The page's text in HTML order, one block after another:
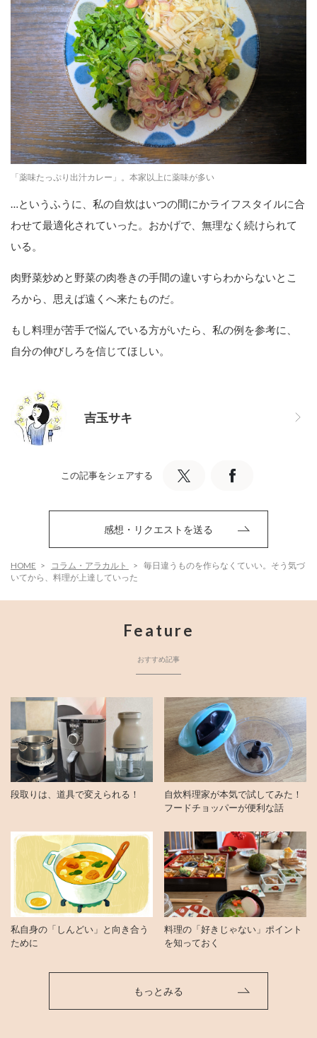
「薬味たっぷり出汁カレー」。本家以上に薬味が多い
…というふうに、私の自炊はいつの間にかライフスタイルに合
わせて最適化されていった。おかげで、無理なく続けられて
いる。
肉野菜炒めと野菜の肉巻きの手間の違いすらわからないとこ
ろから、思えば遠くへ来たものだ。
もし料理が苦手で悩んでいる方がいたら、私の例を参考に、
自分の伸びしろを信じてほしい。
吉玉サキ
この記事をシェアする
感想・リクエストを送る
HOME コラム・アラカルト
毎日違うものを作らなくていい。そう気づ
いてから、料理が上達していった
Feature
おすすめ記事
段取りは、道具で変えられる！
自炊料理家が本気で試してみた！
フードチョッパーが便利な話
私自身の「しんどい」と向き合う
ために
料理の「好きじゃない」ポイント
を知っておく
もっとみる